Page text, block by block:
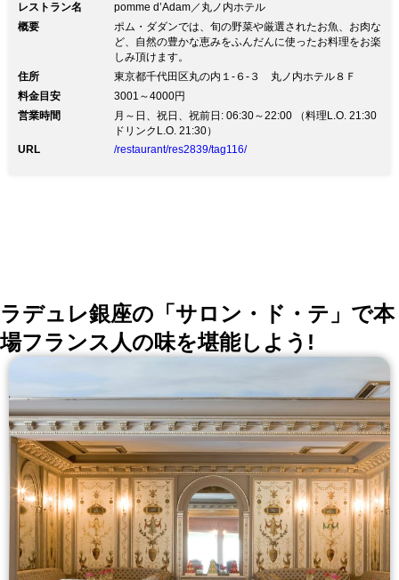
レストラン名
pomme d’Adam／丸ノ内ホテル
概要
ポム・ダダンでは、旬の野菜や厳選されたお魚、お肉な
ど、自然の豊かな恵みをふんだんに使ったお料理をお楽
しみ頂けます。
住所
東京都千代田区丸の内１-６-３ 丸ノ内ホテル８Ｆ
料金目安
3001～4000円
営業時間
月～日、祝日、祝前日: 06:30～22:00 （料理L.O. 21:30
ドリンクL.O. 21:30）
URL
/restaurant/res2839/tag116/
ラデュレ銀座の「サロン・ド・テ」で本
場フランス人の味を堪能しよう!